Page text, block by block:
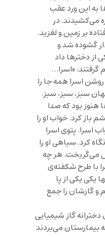
به این ورد عقب
می‌کشیدند. در
بر زمین و لغزید.
گشوده شد و
از دخترها داد
گرفتند: «اسرا…
اسرا همه جا را
سبز، سبز، سبز.
هنوز بود که صدا
باز کرد. خواب او را
اسرا. پتوی اسرا
کرد. سیاهی او را
می‌گریخت. هر چه
با طرح شکفته‌ی
یکی یکی از پا
و گازشان را جمع
گاز شیمیایی
بیمارستان می‌بردند